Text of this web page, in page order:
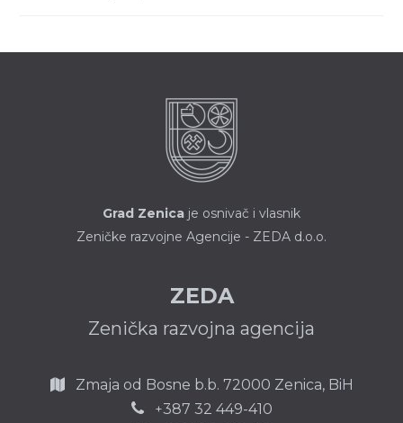
Grad Zenica je osnivač i vlasnik
Zeničke razvojne Agencije - ZEDA d.o.o.
ZEDA
Zenička razvojna agencija
Zmaja od Bosne b.b. 72000 Zenica, BiH
+387 32 449-410